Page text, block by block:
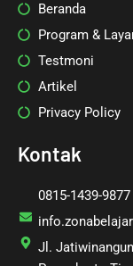
m
Beranda
Program &
Testmoni
Artikel
Privacy Policy
Kontak
0815-1439-9877
Jl.